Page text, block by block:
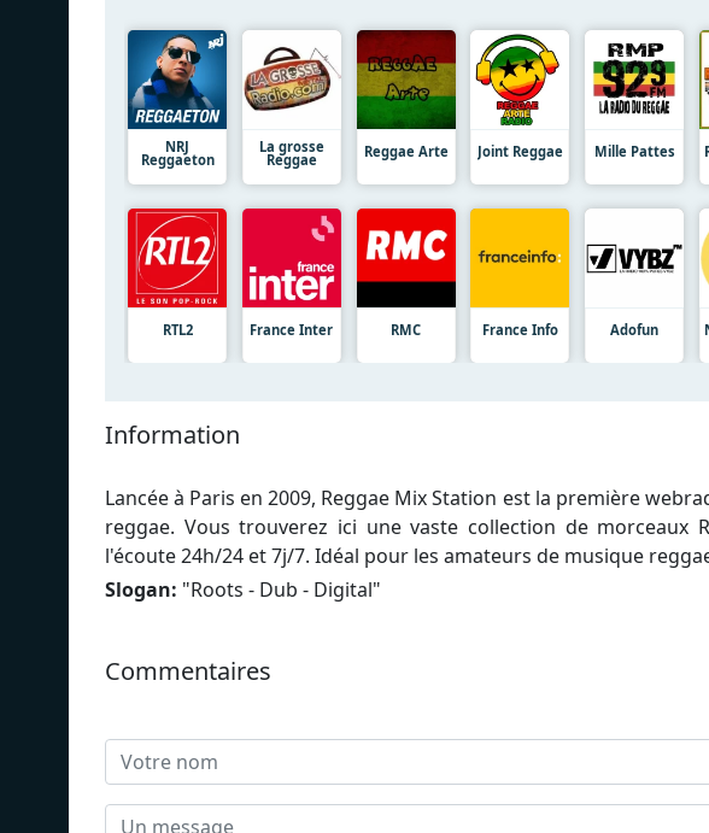
NRJ
Reggaeton
La grosse
Reggae Reggae Arte Joint Reggae Mille Pattes
RTL2 France Inter RMC France Info Adofun
Information
Lancée à Paris en 2009, Reggae Mix Station est la première
reggae. Vous trouverez ici une vaste collection de morceaux
l'écoute 24h/24 et 7j/7. Idéal pour les amateurs de musique
Slogan: "Roots - Dub - Digital"
Commentaires